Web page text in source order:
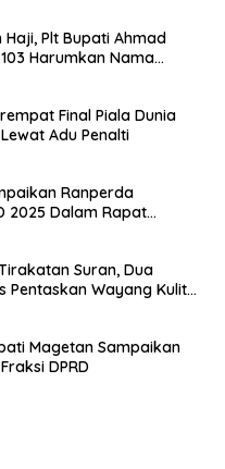
Plt Bupati Ahmad
Harumkan Nama
Final Piala Dunia
Adu Penalti
Ranperda
2025 Dalam Rapat
Suran, Dua
Pentaskan Wayang Kulit
Magetan Sampaikan
DPRD